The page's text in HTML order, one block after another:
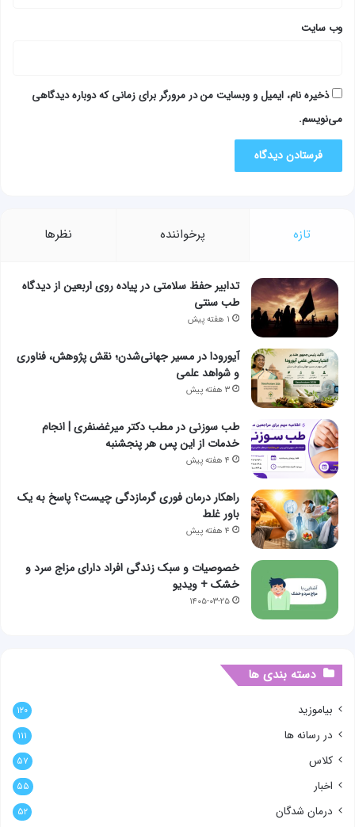
وب‌ سایت
ذخیره نام، ایمیل و وبسایت من در مرورگر برای زمانی که دوباره دیدگاهی
می‌نویسم.
تازه پرخواننده نظرها
تدابیر حفظ سلامتی در پیاده روی اربعین از دیدگاه
طب سنتی
۱ هفته پیش
آیورودا در مسیر جهانی‌شدن؛ نقش پژوهش، فناوری
و شواهد علمی
۳ هفته پیش
طب سوزنی در مطب دکتر میرغضنفری | انجام
خدمات از این پس هر پنجشنبه
۴ هفته پیش
راهکار درمان فوری گرمازدگی چیست؟ پاسخ به یک
باور غلط
۴ هفته پیش
خصوصیات و سبک زندگی افراد دارای مزاج سرد و
خشک + ویدیو
۱۴۰۵-۰۳-۲۵
دسته بندی ها
بیاموزید ۱۲۰
در رسانه ها ۱۱۱
کلاس ۵۷
اخبار ۵۵
درمان شدگان ۵۲